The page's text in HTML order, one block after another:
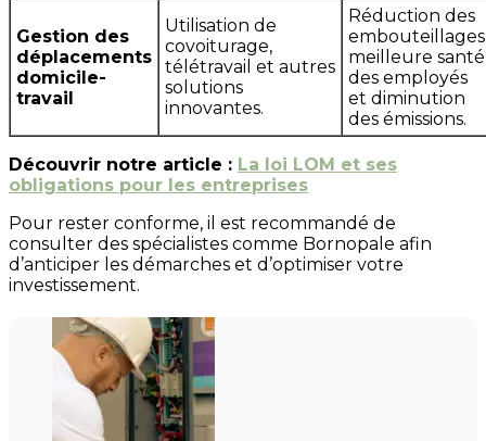
Gestion des
déplacements
domicile-
travail
Utilisation de
covoiturage,
télétravail et autres
solutions
innovantes.
Réduction des
meilleure santé
des employés
et diminution
des émissions.
Découvrir notre article : La loi LOM et ses
obligations pour les entreprises
Pour rester conforme, il est recommandé de
consulter des spécialistes comme Bornopale afin
d’anticiper les démarches et d’optimiser votre
investissement.